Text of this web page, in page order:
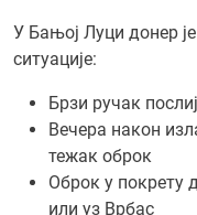
У Бањој Луци донер
ситуације:
Брзи ручак
Вечера након
тежак оброк
Оброк у покрету
или уз Врбас